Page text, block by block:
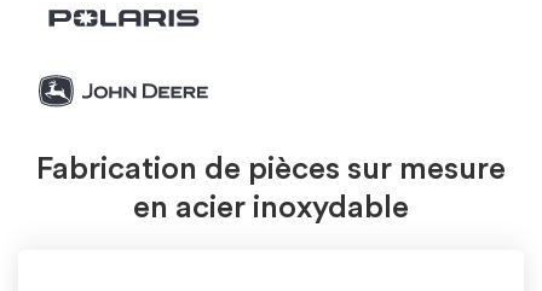
Fabrication de pièces sur mesure
en acier inoxydable